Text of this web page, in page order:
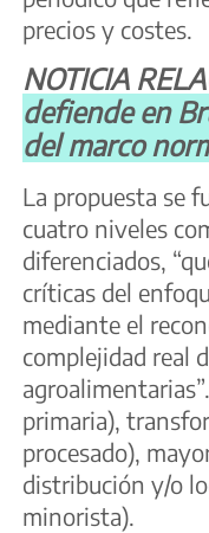
precios y costes.
NOTICIA
defiende en
del marco
La propuesta se
cuatro niveles
diferenciados,
críticas del
mediante el
complejidad real
primaria),
procesado),
distribución y/o
minorista).